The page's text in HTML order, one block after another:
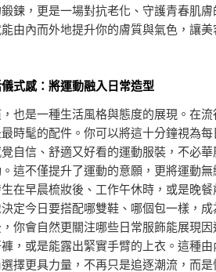
鍊，更是一場對抗老化、守護青春肌
由內而外地提升你的膚質與氣色，讓
式感：將運動融入日常造型
也是一種生活風格與態度的展現。在
時髦的配件。你可以將這十分鐘視為
自信、舒適又好看的運動服裝，不必
。這不僅提升了運動的意願，更將運動
在早晨梳妝後、工作午休時，或是晚
定今日要搭配哪雙鞋、哪個包一樣，
你會自然更關注哪些日常服飾能展現
，或是能露出緊實手臂的上衣。這種
擇更具力量，不再只是追逐潮流，而